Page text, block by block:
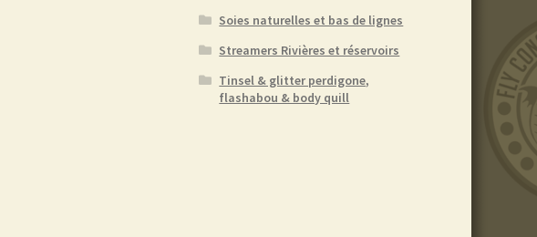
Soies naturelles et bas de lignes
Streamers Rivières et réservoirs
Tinsel & glitter perdigone,
flashabou & body quill